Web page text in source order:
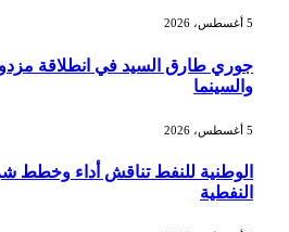
جوري طارق السيد في انطلاقة
والسينما
الوطنية للنفط تناقش أداء وخطط
النفطية